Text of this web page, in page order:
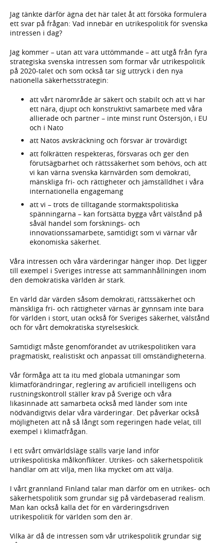
Jag tänkte därför ägna det här talet åt att försöka formulera
ett svar på frågan: Vad innebär en utrikespolitik för svenska
intressen i dag?
Jag kommer – utan att vara uttömmande – att utgå från fyra
strategiska svenska intressen som formar vår utrikespolitik
på 2020-talet och som också tar sig uttryck i den nya
nationella säkerhetsstrategin:
att vårt närområde är säkert och stabilt och att vi har
ett nära, djupt och konstruktivt samarbete med våra
allierade och partner – inte minst runt Östersjön, i EU
och i Nato
att Natos avskräckning och försvar är trovärdigt
att folkrätten respekteras, försvaras och ger den
förutsägbarhet och rättssäkerhet som behövs, och att
vi kan värna svenska kärnvärden som demokrati,
mänskliga fri- och rättigheter och jämställdhet i våra
internationella engagemang
att vi – trots de tilltagande stormaktspolitiska
spänningarna – kan fortsätta bygga vårt välstånd på
såväl handel som forsknings- och
innovationssamarbete, samtidigt som vi värnar vår
ekonomiska säkerhet.
Våra intressen och våra värderingar hänger ihop. Det ligger
till exempel i Sveriges intresse att sammanhållningen inom
den demokratiska världen är stark.
En värld där värden såsom demokrati, rättssäkerhet och
mänskliga fri- och rättigheter värnas är gynnsam inte bara
för världen i stort, utan också för Sveriges säkerhet, välstånd
och för vårt demokratiska styrelseskick.
Samtidigt måste genomförandet av utrikespolitiken vara
pragmatiskt, realistiskt och anpassat till omständigheterna.
Vår förmåga att ta itu med globala utmaningar som
klimatförändringar, reglering av artificiell intelligens och
rustningskontroll ställer krav på Sverige och våra
likasinnade att samarbeta också med länder som inte
nödvändigtvis delar våra värderingar. Det påverkar också
möjligheten att nå så långt som regeringen hade velat, till
exempel i klimatfrågan.
I ett svårt omvärldsläge ställs varje land inför
utrikespolitiska målkonflikter. Utrikes- och säkerhetspolitik
handlar om att vilja, men lika mycket om att välja.
I vårt grannland Finland talar man därför om en utrikes- och
säkerhetspolitik som grundar sig på värdebaserad realism.
Man kan också kalla det för en värderingsdriven
utrikespolitik för världen som den är.
Vilka är då de intressen som vår utrikespolitik grundar sig